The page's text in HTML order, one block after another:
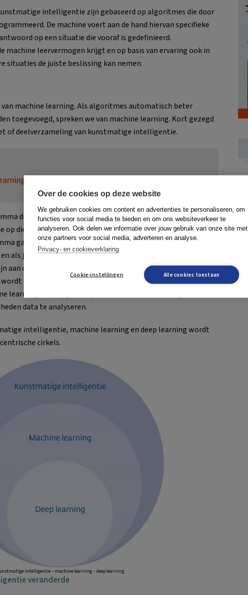
intelligentie zijn gebaseerd op algoritmes die door
De machine voert aan de hand hiervan specifieke
op een situatie die vooraf is gedefinieerd.
machine leervermogen krijgt en op basis van ervaring ook in
situaties de juiste beslissing kan nemen.
machine learning. Als algoritmes automatisch beter
toegevoegd, spreken we van machine learning. Kort gezegd
of deelverzameling van kunstmatige intelligentie.
in de zorg
dat wordt gevoed met een groot aantal röntgenfoto’s
op die foto’s zijn te zien, kan op den duur die symptomen zelf
gaat op zoek naar de gemeenschappelijke kenmerken van
als je een nieuwe foto hebt, voorspelt het programma welke
aan de hand van een vergelijking met de eerder bestudeerde
overigens vaak gebruikgemaakt vandeep learning,wat
learning. Hierbij gebruik je artificiële of kunstmatige neurale
data te analyseren.
intelligentie, machine learning en deep learning wordt
cirkels.
intelligentie – machine learning – deep learning
veranderde
Over de cookies op deze website
We gebruiken cookies om content en advertenties te personaliseren, om
functies voor social media te bieden en om ons websiteverkeer te
analyseren. Ook delen we informatie over jouw gebruik van onze site met
onze partners voor social media, adverteren en analyse.
Privacy- en cookieverklaring
Cookie-instellingen Alle cookies toestaan